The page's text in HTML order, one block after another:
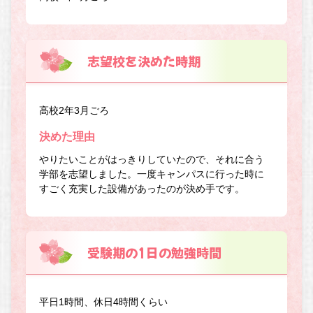
志望校を決めた時期
高校2年3月ごろ
決めた理由
やりたいことがはっきりしていたので、それに合う
学部を志望しました。一度キャンパスに行った時に
すごく充実した設備があったのが決め手です。
受験期の1日の勉強時間
平日1時間、休日4時間くらい